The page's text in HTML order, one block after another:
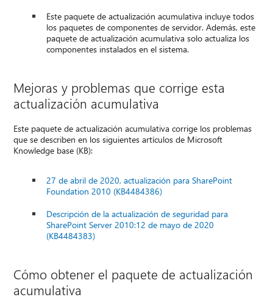
Este paquete de actualización acumulativa incluye todos
los paquetes de componentes de servidor. Además, este
paquete de actualización acumulativa solo actualiza los
componentes instalados en el sistema.
Mejoras y problemas que corrige esta
actualización acumulativa
Este paquete de actualización acumulativa corrige los problemas
que se describen en los siguientes artículos de Microsoft
Knowledge base (KB):
27 de abril de 2020, actualización para SharePoint
Foundation 2010 (KB4484386)
Descripción de la actualización de seguridad para
SharePoint Server 2010:12 de mayo de 2020
(KB4484383)
Cómo obtener el paquete de actualización
acumulativa